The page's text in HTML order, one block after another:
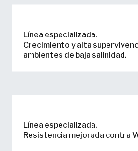
Línea especializada.
Crecimiento y alta
ambientes de baja salinidad.
Línea especializada.
Resistencia mejorada contra